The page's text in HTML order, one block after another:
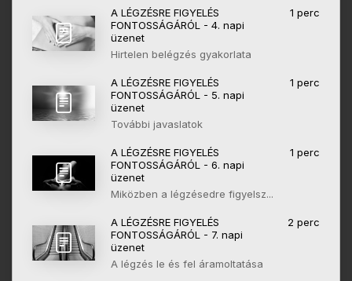
A LÉGZÉSRE FIGYELÉS
FONTOSSÁGÁRÓL - 4. napi
üzenet
1 perc
Hirtelen belégzés gyakorlata
A LÉGZÉSRE FIGYELÉS
FONTOSSÁGÁRÓL - 5. napi
üzenet
1 perc
További javaslatok
A LÉGZÉSRE FIGYELÉS
FONTOSSÁGÁRÓL - 6. napi
üzenet
1 perc
Miközben a légzésedre figyelsz...
A LÉGZÉSRE FIGYELÉS
FONTOSSÁGÁRÓL - 7. napi
üzenet
2 perc
A légzés le és fel áramoltatása